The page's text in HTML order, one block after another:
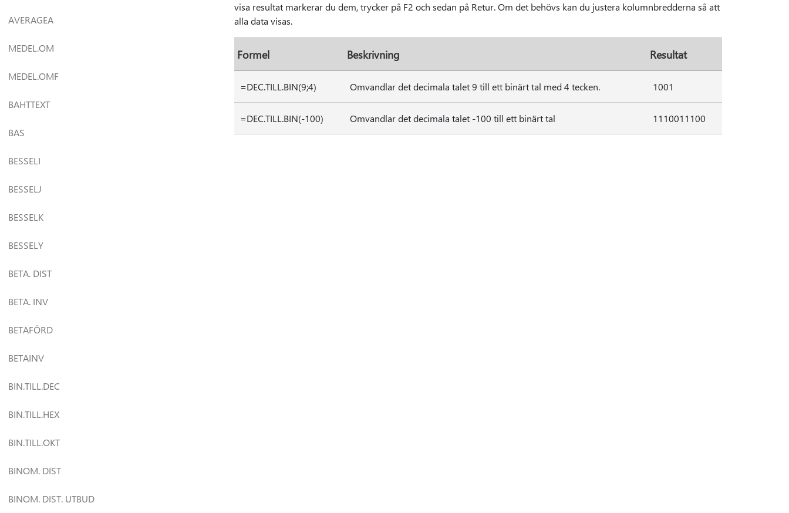
AVERAGEA
MEDEL.OM
MEDEL.OMF
BAHTTEXT
BAS
BESSELI
BESSELJ
BESSELK
BESSELY
BETA. DIST
BETA. INV
BETAFÖRD
BETAINV
BIN.TILL.DEC
BIN.TILL.HEX
BIN.TILL.OKT
BINOM. DIST
BINOM. DIST. UTBUD
visa resultat markerar du dem, trycker på F2 och sedan på Retur. Om det behövs kan du justera kolumnbredderna så att
alla data visas.
Formel Beskrivning Resultat
=DEC.TILL.BIN(9;4) Omvandlar det decimala talet 9 till ett binärt tal med 4 tecken. 1001
=DEC.TILL.BIN(-100) Omvandlar det decimala talet -100 till ett binärt tal 1110011100